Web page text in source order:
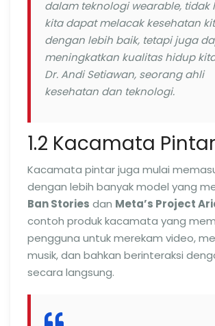
dalam teknologi wearable, tidak
kita dapat melacak kesehatan
dengan lebih baik, tetapi juga
meningkatkan kualitas hidup
Dr. Andi Setiawan, seorang ahli
kesehatan dan teknologi.
1.2 Kacamata Pintar
Kacamata pintar juga mulai
dengan lebih banyak model yang
Ban Stories dan Meta’s Project
contoh produk kacamata yang
pengguna untuk merekam video,
musik, dan bahkan berinteraksi
secara langsung.